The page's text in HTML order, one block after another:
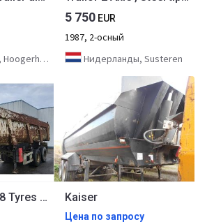
5 750 EUR
1987, 2-осный
Нидерланды, Susteren
Trailor 2 Axle , 8 Tyres , Steel Tipper , Spring Suspension , Drum Brakes Kaiser
Цена по запросу